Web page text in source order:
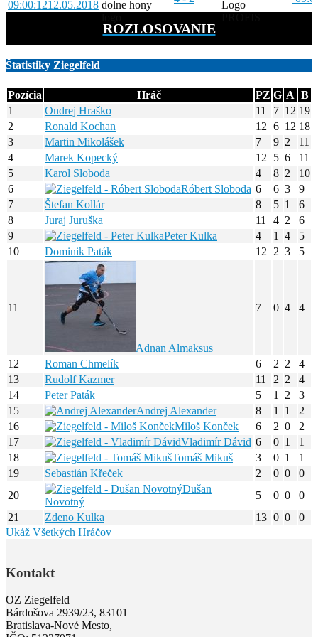
09:00:1212.05.2018
ROZLOSOVANIE
Štatistiky Ziegelfeld
Pozícia Hráč PZ G A B
1
Ondrej Hraško 11 7 12 19
2
Ronald Kochan 12 6 12 18
3
Martin Mikolášek 7 9 2
11
4
Marek Kopecký 12 5 6
11
5
Karol Sloboda 4 8 2
10
6
Róbert Sloboda 6 6 3
9
7
Štefan Kollár 8 5 1
6
8
Juraj Juruška 11 4 2
6
9
Peter Kulka 4 1 4
5
10
Dominik Paták 12 2 3 5
11
Adnan Almaksus
7 0 4 4
12 Roman Chmelík 6 2 2
4
13
Rudolf Kazmer 11 2 2
4
14
Peter Paták 5 1 2
3
15
Andrej Alexander 8 1 1
2
16
Miloš Konček 6 2 0
2
17
Vladimír Dávid 6 0 1
1
18
Tomáš Mikuš 3 0 1
1
19
Sebastián Křeček 2 0 0
0
20
Dušan
Novotný
5 0 0
0
21
Zdeno Kulka 13 0 0
0
Ukáž Všetkých Hráčov
Kontakt
OZ Ziegelfeld
Bárdošova 2939/23, 83101
Bratislava-Nové Mesto,